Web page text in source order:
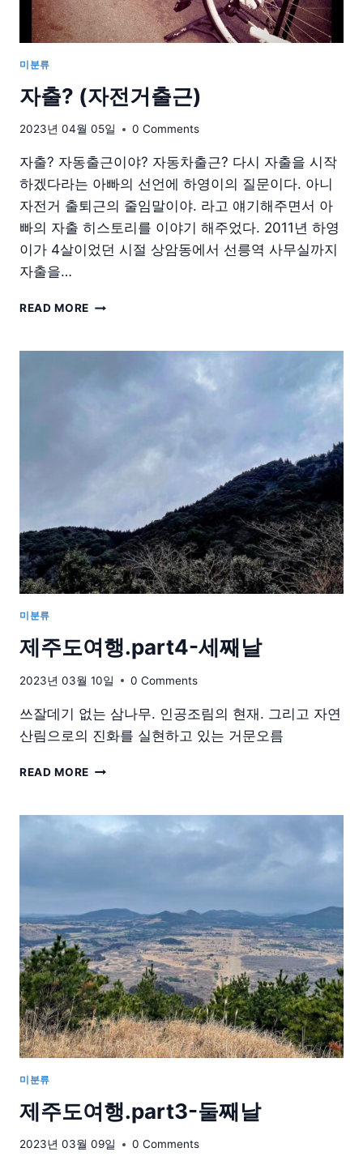
미분류
자출? (자전거출근)
2023년 04월 05일 0 Comments
자출? 자동출근이야? 자동차출근? 다시 자출을 시작
하겠다라는 아빠의 선언에 하영이의 질문이다. 아니
자전거 출퇴근의 줄임말이야. 라고 얘기해주면서 아
빠의 자출 히스토리를 이야기 해주었다. 2011년 하영
이가 4살이었던 시절 상암동에서 선릉역 사무실까지
자출을…
READ MORE 자
전
미분류
제주도여행.part4-세째날
2023년 03월 10일 0 Comments
쓰잘데기 없는 삼나무. 인공조림의 현재. 그리고 자연
산림으로의 진화를 실현하고 있는 거문오름
READ MORE
여
행.PART4-
미분류
제주도여행.part3-둘째날
2023년 03월 09일 0 Comments